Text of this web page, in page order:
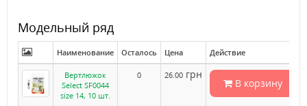
Модельный ряд
Наименование Осталось Цена Действие
Вертлюжок
Select SF0044
size 14, 10 шт.
0 26.00 грн
В корзину